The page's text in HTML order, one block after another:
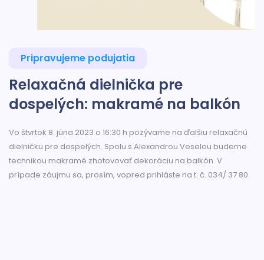
Pripravujeme podujatia
Relaxačná dielnička pre
dospelých: makramé na balkón
Vo štvrtok 8. júna 2023 o 16:30 h pozývame na ďalšiu relaxačnú
dielničku pre dospelých. Spolu s Alexandrou Veselou budeme
technikou makramé zhotovovať dekoráciu na balkón. V
prípade záujmu sa, prosím, vopred prihláste na t. č. 034/ 37 80.